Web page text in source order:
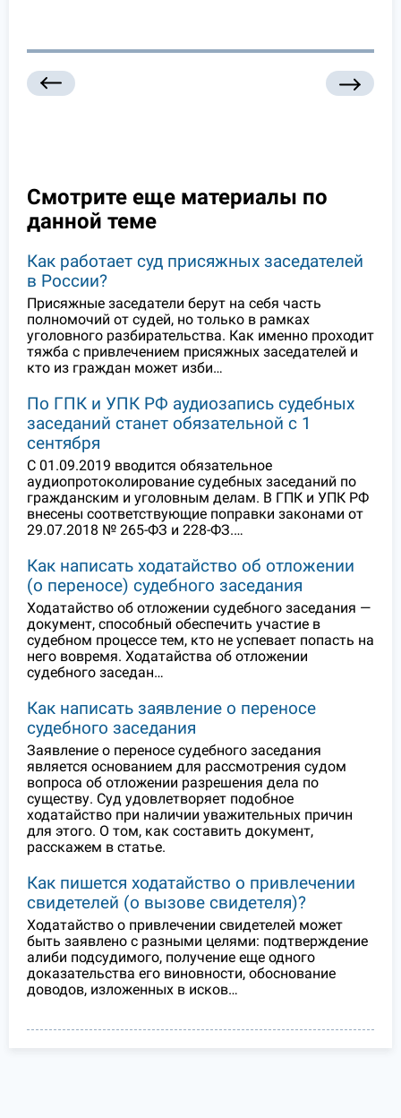
Смотрите еще материалы по
данной теме
Как работает суд присяжных заседателей
в России?
Присяжные заседатели берут на себя часть
полномочий от судей, но только в рамках
уголовного разбирательства. Как именно проходит
тяжба с привлечением присяжных заседателей и
кто из граждан может изби…
По ГПК и УПК РФ аудиозапись судебных
заседаний станет обязательной с 1
сентября
С 01.09.2019 вводится обязательное
аудиопротоколирование судебных заседаний по
гражданским и уголовным делам. В ГПК и УПК РФ
внесены соответствующие поправки законами от
29.07.2018 № 265-ФЗ и 228-ФЗ.…
Как написать ходатайство об отложении
(о переносе) судебного заседания
Ходатайство об отложении судебного заседания —
документ, способный обеспечить участие в
судебном процессе тем, кто не успевает попасть на
него вовремя. Ходатайства об отложении
судебного заседан…
Как написать заявление о переносе
судебного заседания
Заявление о переносе судебного заседания
является основанием для рассмотрения судом
вопроса об отложении разрешения дела по
существу. Суд удовлетворяет подобное
ходатайство при наличии уважительных причин
для этого. О том, как составить документ,
расскажем в статье.
Как пишется ходатайство о привлечении
свидетелей (о вызове свидетеля)?
Ходатайство о привлечении свидетелей может
быть заявлено с разными целями: подтверждение
алиби подсудимого, получение еще одного
доказательства его виновности, обоснование
доводов, изложенных в исков…